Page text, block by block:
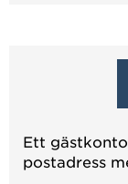
Ett
postadress